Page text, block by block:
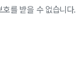
를 받을 수 없습니다.